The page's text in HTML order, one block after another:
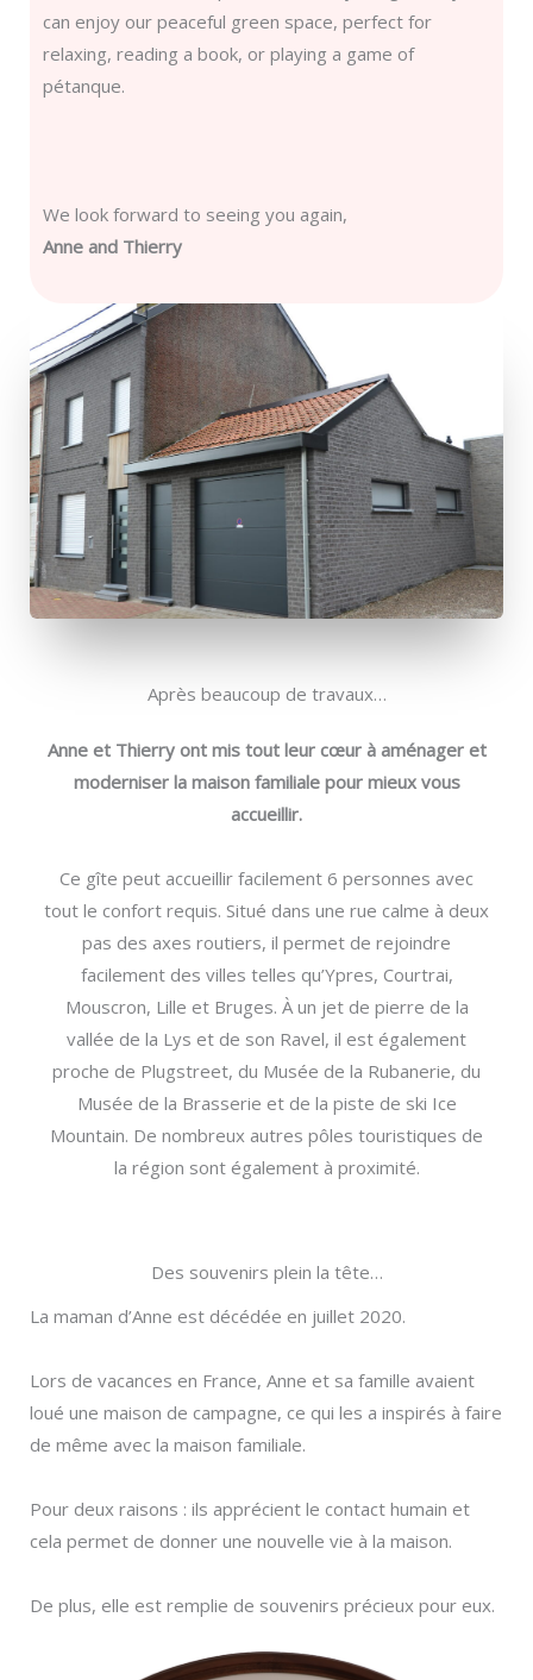
can enjoy our peaceful green space, perfect for
relaxing, reading a book, or playing a game of
pétanque.
We look forward to seeing you again,
Anne and Thierry
Après beaucoup de travaux…​
Anne et Thierry ont mis tout leur cœur à aménager et
moderniser la maison familiale pour mieux vous
accueillir.
Ce gîte peut accueillir facilement 6 personnes avec
tout le confort requis. Situé dans une rue calme à deux
pas des axes routiers, il permet de rejoindre
facilement des villes telles qu’Ypres, Courtrai,
Mouscron, Lille et Bruges. À un jet de pierre de la
vallée de la Lys et de son Ravel, il est également
proche de Plugstreet, du Musée de la Rubanerie, du
Musée de la Brasserie et de la piste de ski Ice
Mountain. De nombreux autres pôles touristiques de
la région sont également à proximité.
Des souvenirs plein la tête…​
La maman d’Anne est décédée en juillet 2020.
Lors de vacances en France, Anne et sa famille avaient
loué une maison de campagne, ce qui les a inspirés à faire
de même avec la maison familiale.
Pour deux raisons : ils apprécient le contact humain et
cela permet de donner une nouvelle vie à la maison.
De plus, elle est remplie de souvenirs précieux pour eux.